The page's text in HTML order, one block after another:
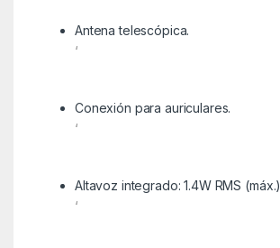
Antena telescópica.
‘
Conexión para auriculares.
‘
Altavoz integrado: 1.4W RMS (máx.)
‘